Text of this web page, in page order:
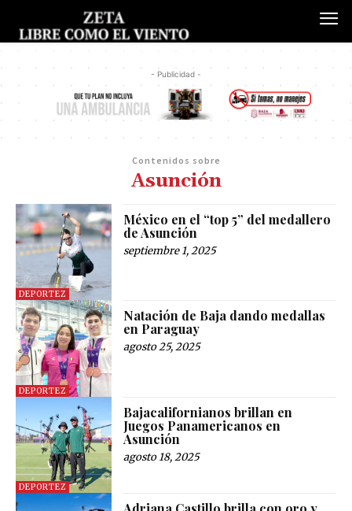
- Publicidad -
Contenidos sobre
Asunción
DEPORTEZ
México en el “top 5” del medallero
de Asunción
septiembre 1, 2025
DEPORTEZ
Natación de Baja dando medallas
en Paraguay
agosto 25, 2025
DEPORTEZ
Bajacalifornianos brillan en
Juegos Panamericanos en
Asunción
agosto 18, 2025